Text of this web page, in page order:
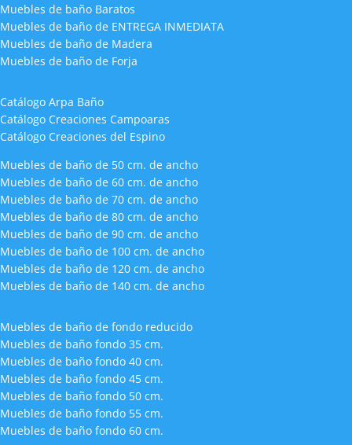
Muebles de baño Baratos
Muebles de baño de ENTREGA INMEDIATA
Muebles de baño de Madera
Muebles de baño de Forja
Catálogo Arpa Baño
Catálogo Creaciones Campoaras
Catálogo Creaciones del Espino
Muebles de baño de 50 cm. de ancho
Muebles de baño de 60 cm. de ancho
Muebles de baño de 70 cm. de ancho
Muebles de baño de 80 cm. de ancho
Muebles de baño de 90 cm. de ancho
Muebles de baño de 100 cm. de ancho
Muebles de baño de 120 cm. de ancho
Muebles de baño de 140 cm. de ancho
Muebles de baño de fondo reducido
Muebles de baño fondo 35 cm.
Muebles de baño fondo 40 cm.
Muebles de baño fondo 45 cm.
Muebles de baño fondo 50 cm.
Muebles de baño fondo 55 cm.
Muebles de baño fondo 60 cm.